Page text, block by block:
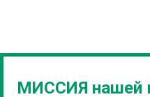
МИССИЯ нашей